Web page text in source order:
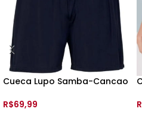
Cueca Lupo Samba-Cancao
R$69,99